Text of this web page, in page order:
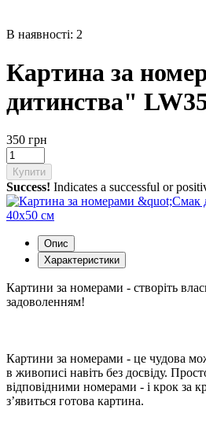
В наявності: 2
Картина за
дитинства"
350 грн
Купити
Success! Indicates a successful or
Опис
Характеристики
Картини за номерами - створіть
задоволенням!
Картини за номерами - це чудова
в живописі навіть без досвіду.
відповідними номерами - і крок за
з’явиться готова картина.